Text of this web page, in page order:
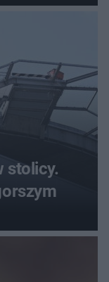
stolicy.